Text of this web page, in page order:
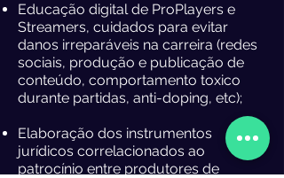
Educação digital de ProPlayers e
Streamers, cuidados para evitar
danos irreparáveis na carreira (redes
sociais, produção e publicação de
conteúdo, comportamento toxico
durante partidas, anti-doping, etc);
Elaboração dos instrumentos
jurídicos correlacionados ao
patrocínio entre produtores de